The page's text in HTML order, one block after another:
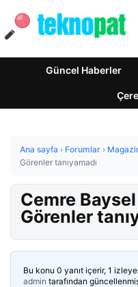
Güncel Haberler
Ana sayfa › Forumlar ›
Görenler tanıyamadı
Cemre
Görenler
Bu konu 0 yanıt içerir, 1
admin tarafından